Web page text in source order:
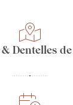
Dentelles